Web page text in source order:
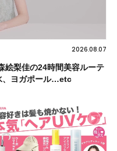
2026.08.07
絵梨佳の24時間美容ルーテ
、ヨガポール…etc